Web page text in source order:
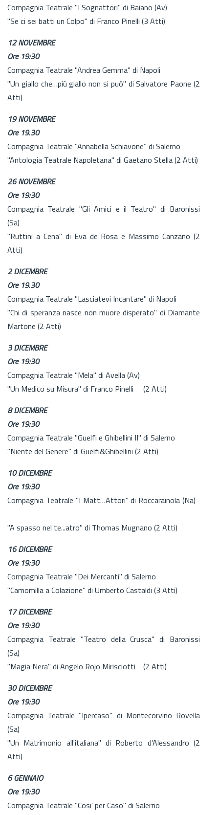
Compagnia Teatrale "I Sognattori" di Baiano (Av)
"Se ci sei batti un Colpo" di Franco Pinelli (3 Atti)
12 NOVEMBRE
Ore 19:30
Compagnia Teatrale "Andrea Gemma" di Napoli
"Un giallo che…più giallo non si può" di Salvatore Paone (2
Atti)
19 NOVEMBRE
Ore 19.30
Compagnia Teatrale "Annabella Schiavone” di Salerno
"Antologia Teatrale Napoletana" di Gaetano Stella (2 Atti)
26 NOVEMBRE
Ore 19:30
Compagnia Teatrale "Gli Amici e il Teatro" di Baronissi
(Sa)
"Ruttini a Cena" di Eva de Rosa e Massimo Canzano (2
Atti)
2 DICEMBRE
Ore 19.30
Compagnia Teatrale "Lasciatevi Incantare" di Napoli
"Chi di speranza nasce non muore disperato" di Diamante
Martone (2 Atti)
3 DICEMBRE
Ore 19:30
Compagnia Teatrale "Mela" di Avella (Av)
"Un Medico su Misura" di Franco Pinelli (2 Atti)
8 DICEMBRE
Ore 19:30
Compagnia Teatrale "Guelfi e Ghibellini II" di Salerno
"Niente del Genere" di Guelfi&Ghibellini (2 Atti)
10 DICEMBRE
Ore 19:30
Compagnia Teatrale "I Matt…Attori" di Roccarainola (Na)
"A spasso nel te...atro" di Thomas Mugnano (2 Atti)
16 DICEMBRE
Ore 19:30
Compagnia Teatrale "Dei Mercanti" di Salerno
"Camomilla a Colazione" di Umberto Castaldi (3 Atti)
17 DICEMBRE
Ore 19:30
Compagnia Teatrale "Teatro della Crusca" di Baronissi
(Sa)
"Magia Nera" di Angelo Rojo Mirisciotti (2 Atti)
30 DICEMBRE
Ore 19:30
Compagnia Teatrale "Ipercaso" di Montecorvino Rovella
(Sa)
"Un Matrimonio all'italiana" di Roberto d'Alessandro (2
Atti)
6 GENNAIO
Ore 19:30
Compagnia Teatrale "Cosi' per Caso" di Salerno